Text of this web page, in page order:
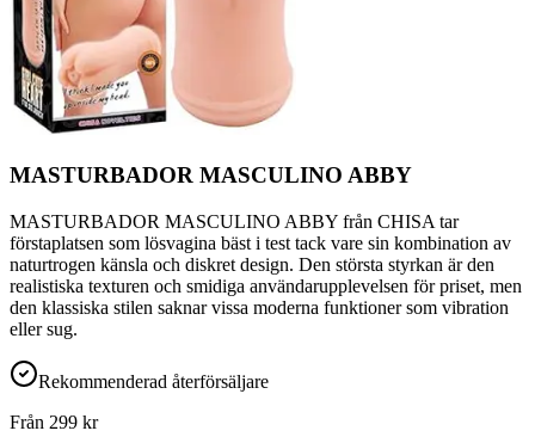
MASTURBADOR MASCULINO ABBY
MASTURBADOR MASCULINO ABBY från CHISA tar
förstaplatsen som lösvagina bäst i test tack vare sin kombination av
naturtrogen känsla och diskret design. Den största styrkan är den
realistiska texturen och smidiga användarupplevelsen för priset, men
den klassiska stilen saknar vissa moderna funktioner som vibration
eller sug.
Rekommenderad återförsäljare
Från 299 kr